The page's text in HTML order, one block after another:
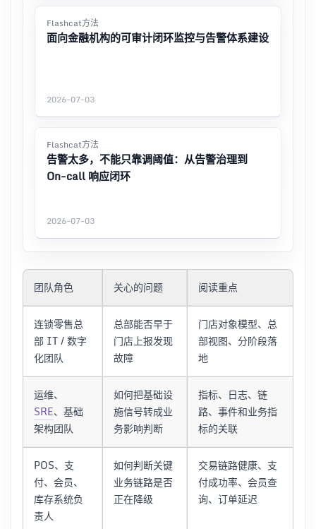
Flashcat方法
面向金融机构的可审计闭环监控与告警体系建设
2026-07-03
Flashcat方法
告警太多，不能只靠调阈值：从告警治理到
On-call 响应闭环
2026-07-03
团队角色 关心的问题 阅读重点
连锁零售总
部 IT / 数字
化团队
总部能否早于
门店上报发现
故障
门店对象模型、总
部视图、分阶段落
地
运维、
SRE、基础
架构团队
如何把基础设
施信号转成业
务影响判断
指标、日志、链
路、事件和业务指
标的关联
POS、支
付、会员、
库存系统负
责人
如何判断关键
业务链路是否
正在降级
交易链路健康、支
付成功率、会员查
询、订单延迟